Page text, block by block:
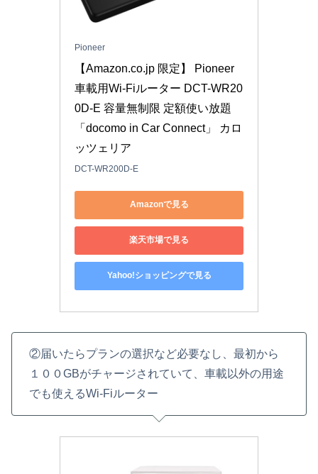
Pioneer
【Amazon.co.jp 限定】 Pioneer
車載用Wi-Fiルーター DCT-WR20
0D-E 容量無制限 定額使い放題
「docomo in Car Connect」 カロ
ッツェリア
DCT-WR200D-E
Amazonで見る
楽天市場で見る
Yahoo!ショッピングで見る
②届いたらプランの選択など必要なし、最初から
１００GBがチャージされていて、車載以外の用途
でも使えるWi-Fiルーター